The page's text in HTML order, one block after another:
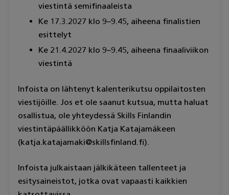
viestintä semifinaaleista
Ke 17.3.2027 klo 9–9.45, aiheena finalistien
esittelyt
Ke 21.4.2027 klo 9–9.45, aiheena finaaliviikon
viestintä
Infoista on lähtenyt kalenterikutsu oppilaitosten
viestijöille. Jos et ole saanut kutsua, mutta haluat
osallistua, ole yhteydessä Skills Finlandin
viestintäpäällikköön Katja Katajamäkeen
(katja.katajamaki@skillsfinland.fi).
Infoista julkaistaan jälkikäteen tallenteet ja
esitysaineistot, jotka ovat vapaasti kaikkien